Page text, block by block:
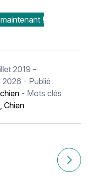
!
2019 -
2026 - Publié
- Mots clés
, Chien
: histoire, Article